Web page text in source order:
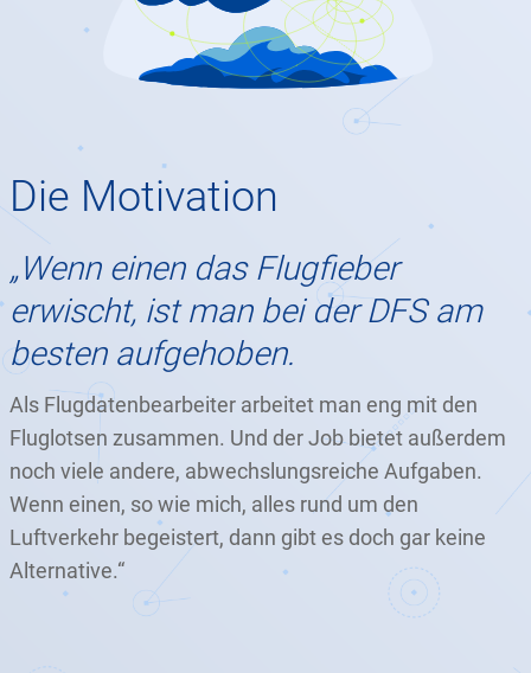
Die Motivation
„Wenn einen das Flugfieber
erwischt, ist man bei der DFS am
besten aufgehoben.
Als Flugdatenbearbeiter arbeitet man eng mit den
Fluglotsen zusammen. Und der Job bietet außerdem
noch viele andere, abwechslungsreiche Aufgaben.
Wenn einen, so wie mich, alles rund um den
Luftverkehr begeistert, dann gibt es doch gar keine
Alternative.“